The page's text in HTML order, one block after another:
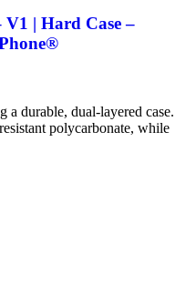
| Hard Case –
a durable, dual-layered case.
polycarbonate, while